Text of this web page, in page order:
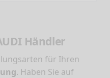
Händler
für Ihren
. Haben Sie auf